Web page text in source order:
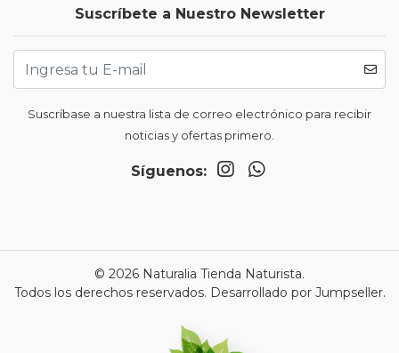
Suscríbete a Nuestro Newsletter
Suscríbase a nuestra lista de correo electrónico para recibir
noticias y ofertas primero.
Síguenos:
© 2026 Naturalia Tienda Naturista.
Todos los derechos reservados. Desarrollado por Jumpseller.